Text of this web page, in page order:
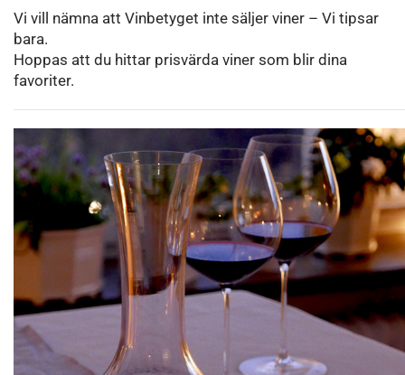
Vi vill nämna att Vinbetyget inte säljer viner – Vi tipsar
bara.
Hoppas att du hittar prisvärda viner som blir dina
favoriter.